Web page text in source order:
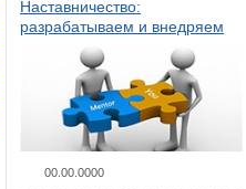
Наставничество:
разрабатываем и внедряем
систему наставничества в
организации
00.00.0000